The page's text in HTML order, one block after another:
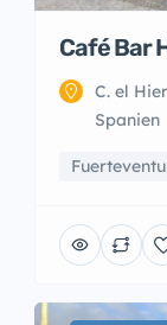
Café Bar
C. el
Spanien